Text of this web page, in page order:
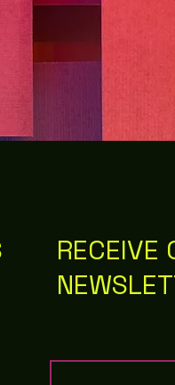
RECEIVE